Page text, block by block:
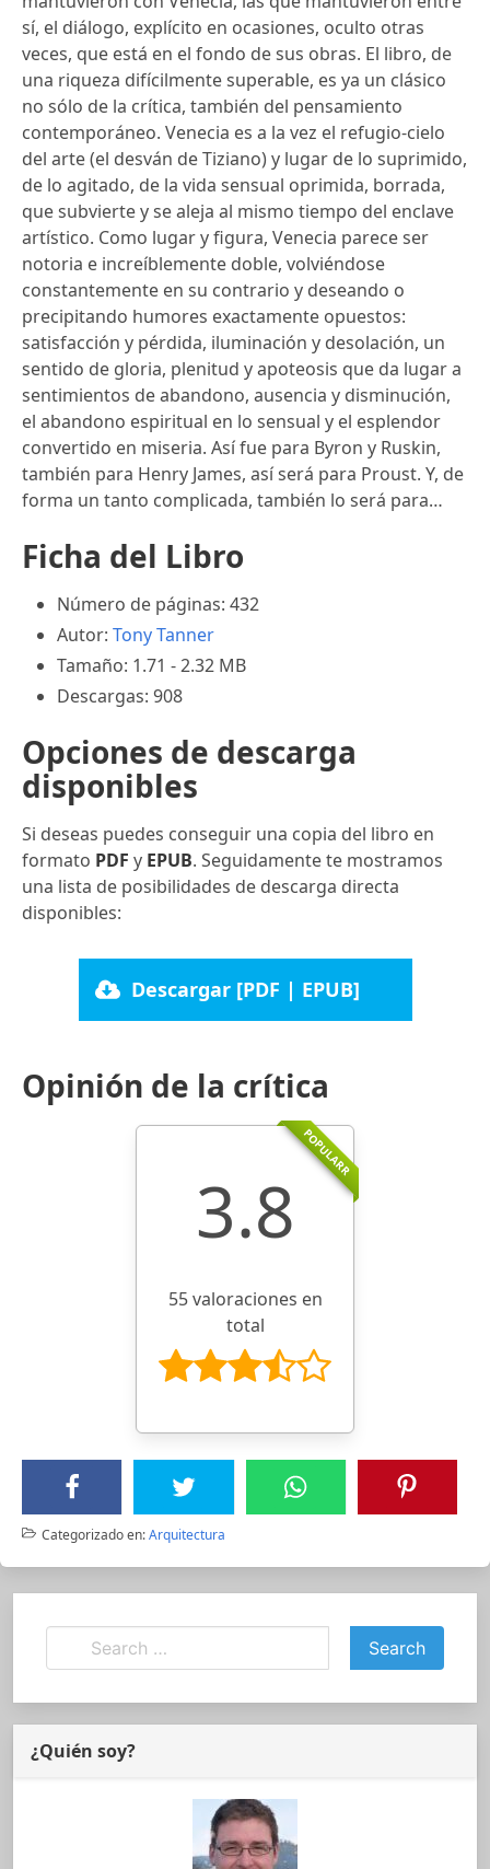
sí, el diálogo, explícito en ocasiones, oculto otras
veces, que está en el fondo de sus obras. El libro, de
una riqueza difícilmente superable, es ya un clásico
no sólo de la crítica, también del pensamiento
contemporáneo. Venecia es a la vez el refugio-cielo
del arte (el desván de Tiziano) y lugar de lo suprimido,
de lo agitado, de la vida sensual oprimida, borrada,
que subvierte y se aleja al mismo tiempo del enclave
artístico. Como lugar y figura, Venecia parece ser
notoria e increíblemente doble, volviéndose
constantemente en su contrario y deseando o
precipitando humores exactamente opuestos:
satisfacción y pérdida, iluminación y desolación, un
sentido de gloria, plenitud y apoteosis que da lugar a
sentimientos de abandono, ausencia y disminución,
el abandono espiritual en lo sensual y el esplendor
convertido en miseria. Así fue para Byron y Ruskin,
también para Henry James, así será para Proust. Y, de
forma un tanto complicada, también lo será para…
Ficha del Libro
Número de páginas: 432
Autor: Tony Tanner
Tamaño: 1.71 - 2.32 MB
Descargas: 908
Opciones de descarga
disponibles
Si deseas puedes conseguir una copia del libro en
formato PDF y EPUB. Seguidamente te mostramos
una lista de posibilidades de descarga directa
disponibles:
Descargar [PDF | EPUB]
Opinión de la crítica
POPULARR
3.8
55 valoraciones en
total
Categorizado en:Arquitectura
¿Quién soy?